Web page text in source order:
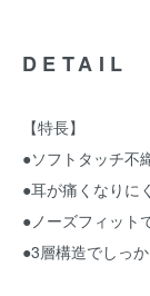
DETAIL
【特長】
●ソフトタッチ不
●耳が痛くなりに
●ノーズフィット
●3層構造でしっ